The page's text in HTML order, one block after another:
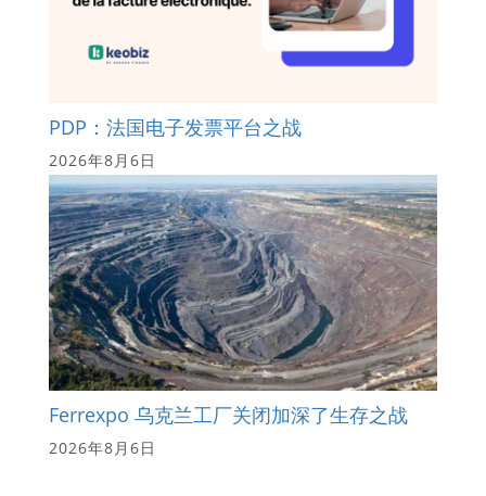
PDP：法国电子发票平台之战
2026年8月6日
Ferrexpo 乌克兰工厂关闭加深了生存之战
2026年8月6日